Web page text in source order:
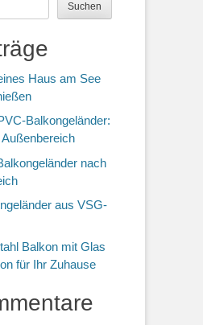
Suchen
Haus am See
Balkongeländer:
nach
aus VSG-
Balkon mit Glas
für Ihr Zuhause